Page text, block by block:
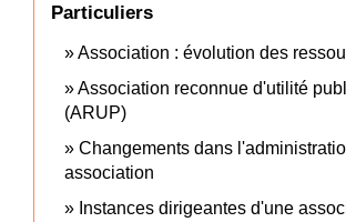
Particuliers
Association : évolution des
Association reconnue d'utilité
(ARUP)
Changements dans
association
Instances dirigeantes d'une